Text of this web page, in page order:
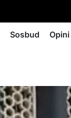
Sosbud Opini